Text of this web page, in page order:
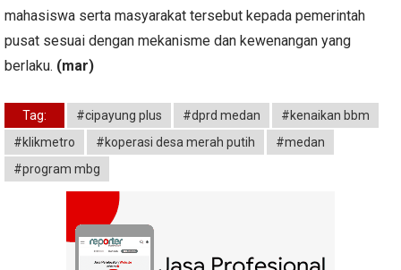
mahasiswa serta masyarakat tersebut kepada pemerintah
pusat sesuai dengan mekanisme dan kewenangan yang
berlaku. (mar)
Tag: #cipayung plus #dprd medan
#kenaikan bbm
#klikmetro
#koperasi desa merah putih
#medan
#program mbg